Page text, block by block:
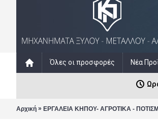
Όλες οι προσφορές Νέα
Αρχική » ΕΡΓΑΛΕΙΑ ΚΗΠΟΥ- ΑΓΡΟΤΙΚΑ -